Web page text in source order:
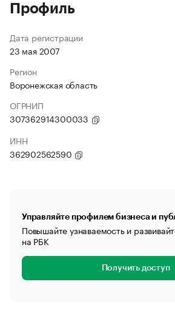
Профиль
Дата регистрации
23 мая 2007
Регион
Воронежская область
ОГРНИП
307362914300033
ИНН
362902562590
Управляйте профилем бизнеса и
Повышайте узнаваемость и
на РБК
Получить доступ